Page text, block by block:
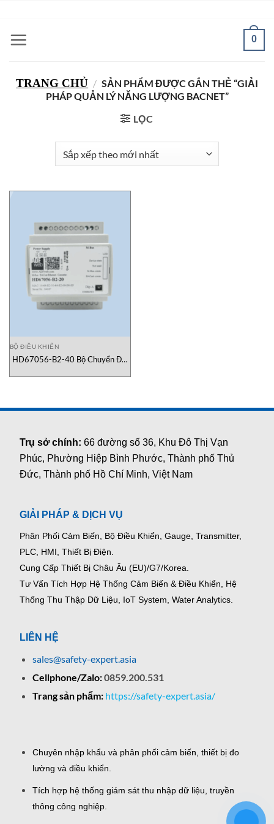
nội
0
TRANG CHỦ / SẢN PHẨM ĐƯỢC GẮN THẺ “GIẢI
PHÁP QUẢN LÝ NĂNG LƯỢNG BACNET”
LỌC
BỘ ĐIỀU KHIỂN
HD67056-B2-40 Bộ Chuyển Đổi
ADFweb Việt Nam
Trụ sở chính:66 đường số 36, Khu Đô Thị Vạn
Phúc, Phường Hiệp Bình Phước, Thành phố Thủ
Đức, Thành phố Hồ Chí Minh, Việt Nam
GIẢI PHÁP & DỊCH VỤ
Phân Phối Cảm Biến, Bộ Điều Khiển, Gauge, Transmitter,
PLC, HMI, Thiết Bị Điện.
Cung Cấp Thiết Bị Châu Âu (EU)/G7/Korea.
Tư Vấn Tích Hợp Hệ Thống Cảm Biến & Điều Khiển, Hệ
Thống Thu Thập Dữ Liệu, IoT System, Water Analytics.
LIÊN HỆ
sales@safety-expert.asia
Cellphone/Zalo:0859.200.531
Trang sản phẩm: https://safety-expert.asia/
Chuyên nhập khẩu và phân phối cảm biến, thiết bị đo
lường và điều khiển.
Tích hợp hệ thống giám sát thu nhập dữ liệu, truyền
thông công nghiệp.